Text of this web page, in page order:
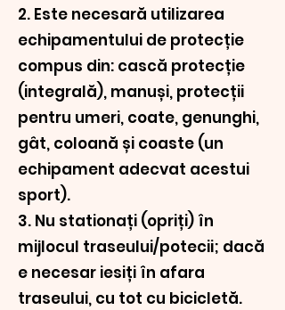
2. Este necesară utilizarea
echipamentului de protecție
compus din: cască protecție
(integrală), manuși, protecții
pentru umeri, coate, genunghi,
gât, coloană și coaste (un
echipament adecvat acestui
sport).
3. Nu stationați (opriți) în
mijlocul traseului/potecii; dacă
e necesar iesiți în afara
traseului, cu tot cu bicicletă.